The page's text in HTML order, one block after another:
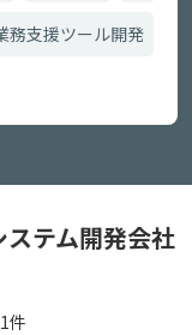
務支援ツール開発
ステム開発会社
件